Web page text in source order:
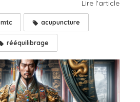
Lire l'article
mtc acupuncture
rééquilibrage